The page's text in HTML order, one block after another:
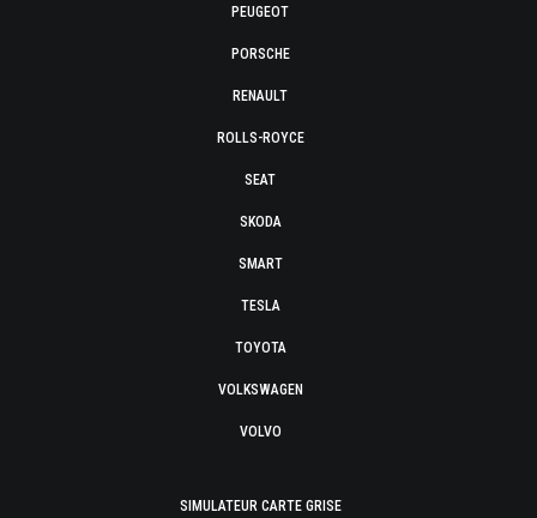
PEUGEOT
PORSCHE
RENAULT
ROLLS-ROYCE
SEAT
SKODA
SMART
TESLA
TOYOTA
VOLKSWAGEN
VOLVO
SIMULATEUR CARTE GRISE